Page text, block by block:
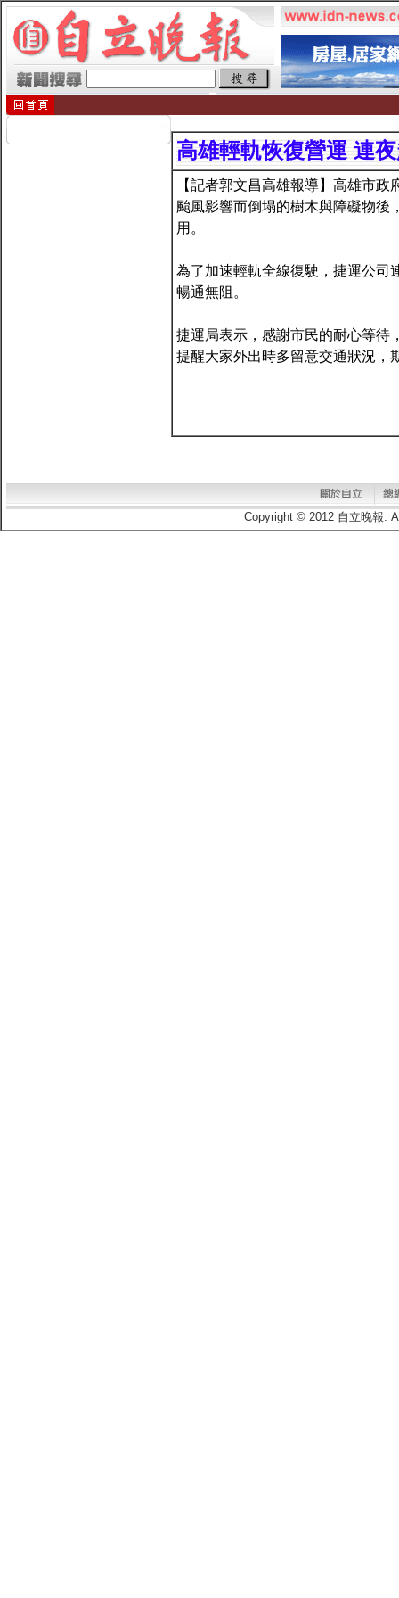
高雄輕軌恢復營運 連
【記者郭文昌高雄報導】高雄市
颱風影響而倒塌的樹木與障礙物後
用。
為了加速輕軌全線復駛，捷運公司
暢通無阻。
捷運局表示，感謝市民的耐心等待
提醒大家外出時多留意交通狀況，
Copyright © 2012 自立晚報.